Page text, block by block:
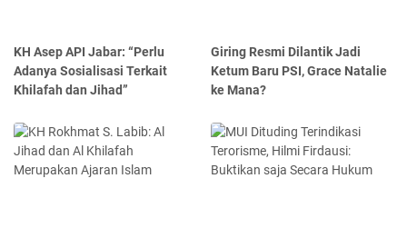
KH Asep API Jabar: “Perlu
Adanya Sosialisasi Terkait
Khilafah dan Jihad”
Giring Resmi Dilantik Jadi
Ketum Baru PSI, Grace Natalie
ke Mana?